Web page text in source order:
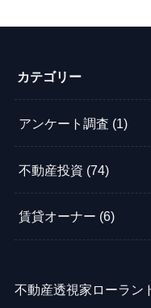
カテゴリー
アンケート調査 (1)
不動産投資 (74)
賃貸オーナー (6)
不動産透視家ローラン